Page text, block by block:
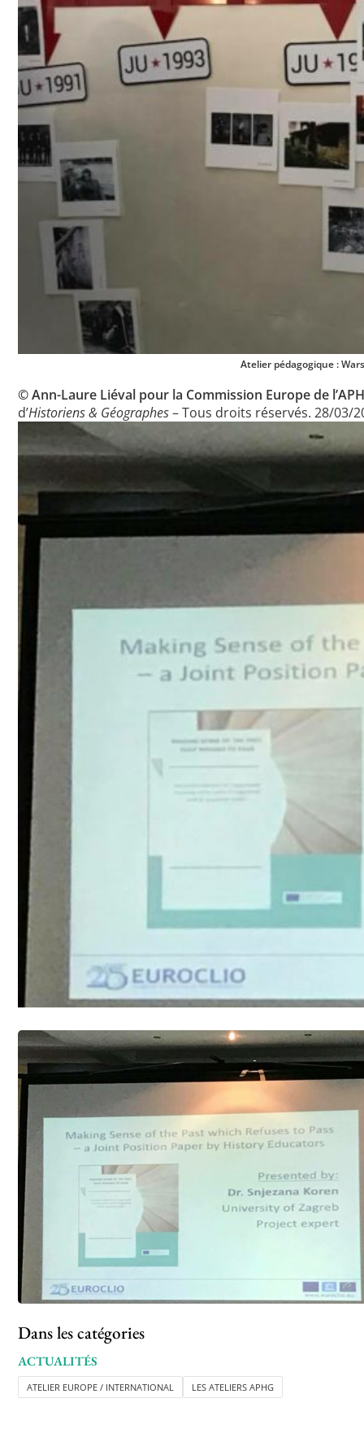
Atelier pédagogique :
© Ann-Laure Liéval pour la Commission Europe de
d’Historiens & Géographes– Tous droits réservés. 28/03/
Dans les catégories
ACTUALITÉS
ATELIER EUROPE / INTERNATIONAL LES ATELIERS APHG